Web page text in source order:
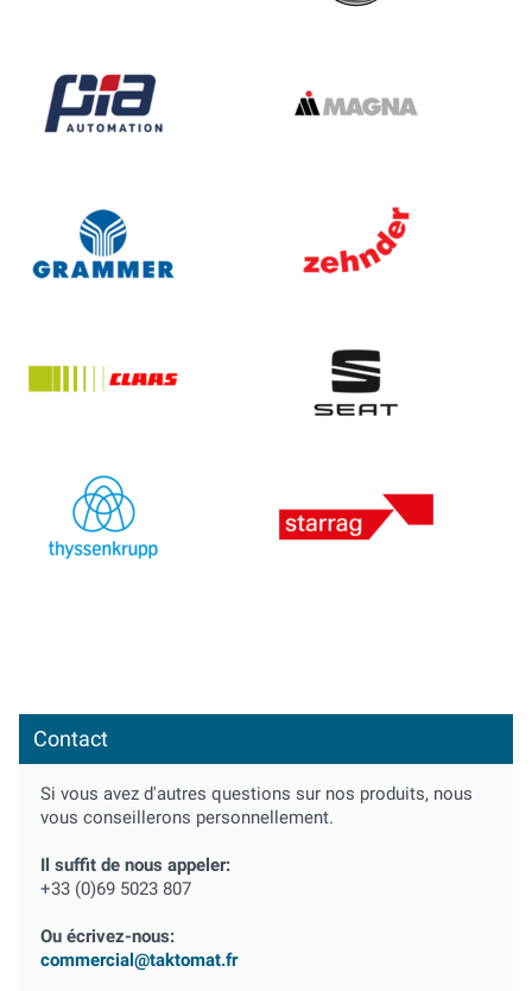
Contact
Si vous avez d'autres questions sur nos produits, nous
vous conseillerons personnellement.
Il suffit de nous appeler:
+33 (0)69 5023 807
Ou écrivez-nous:
commercial@taktomat.fr